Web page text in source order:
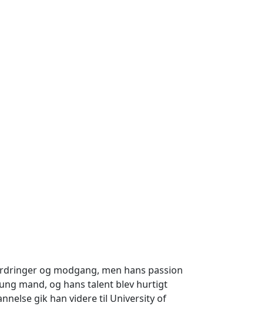
og modgang, men hans passion
mand, og hans talent blev hurtigt
gik han videre til University of